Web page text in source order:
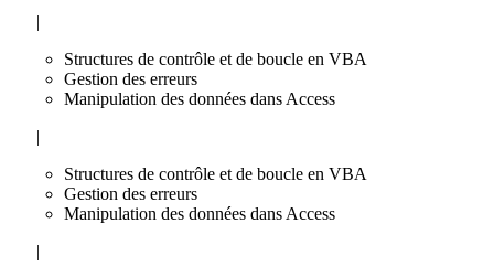
|
Structures de contrôle et de boucle en VBA
Gestion des erreurs
Manipulation des données dans Access
|
Structures de contrôle et de boucle en VBA
Gestion des erreurs
Manipulation des données dans Access
|